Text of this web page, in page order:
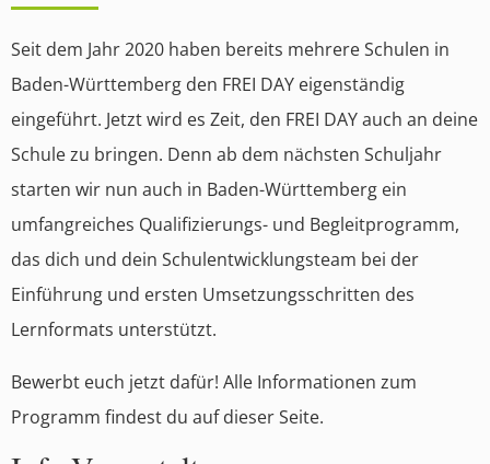
Seit dem Jahr 2020 haben bereits mehrere Schulen in
Baden-Württemberg den FREI DAY eigenständig
eingeführt. Jetzt wird es Zeit, den FREI DAY auch an deine
Schule zu bringen. Denn ab dem nächsten Schuljahr
starten wir nun auch in Baden-Württemberg ein
umfangreiches Qualifizierungs- und Begleitprogramm,
das dich und dein Schulentwicklungsteam bei der
Einführung und ersten Umsetzungsschritten des
Lernformats unterstützt.
Bewerbt euch jetzt dafür! Alle Informationen zum
Programm findest du auf dieser Seite.